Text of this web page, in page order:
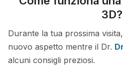
3D?
Durante la tua prossima
nuovo aspetto mentre il Dr.
alcuni consigli preziosi.